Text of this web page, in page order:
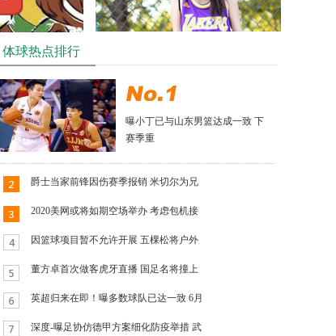
体球热点排行
曝小丁已与山东男篮达成一致 下
赛季重
爵士当家前锋因伤赛季报销 米切尔为兄
2020美网或将如期空场举办 考虑包机接
因篮球项目暂不允许开展 五棵松将户外
董方卓首次做客虎牙直播 国足名将撞上
英超归来在即！曝多数球队已达一致 6月
深度-曝足协仿德甲方案细化防疫举措 武